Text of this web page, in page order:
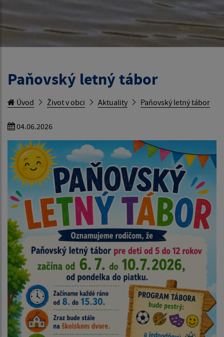
Paňovský letný tábor
Úvod Život v obci Aktuality Paňovský letný tábor
04.06.2026